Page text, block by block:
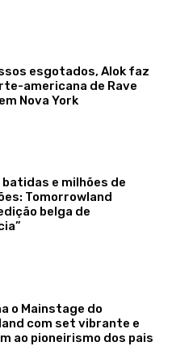
esgotados, Alok faz
americana de Rave
Nova York
batidas e milhões de
Tomorrowland
belga de
o Mainstage do
com set vibrante e
ao pioneirismo dos pais